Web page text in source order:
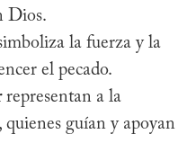
Dios.
la fuerza y ​​la
el pecado.
representan a la
guían y apoyan